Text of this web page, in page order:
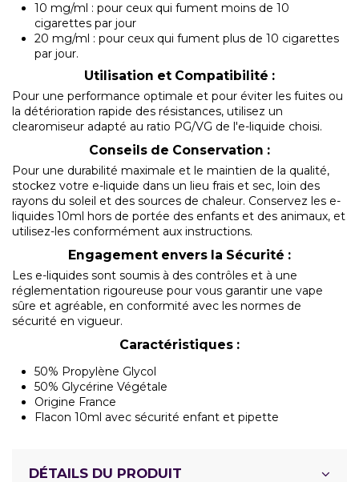
10 mg/ml : pour ceux qui fument moins de 10
cigarettes par jour
20 mg/ml : pour ceux qui fument plus de 10 cigarettes
par jour.
Utilisation et Compatibilité :
Pour une performance optimale et pour éviter les fuites ou
la détérioration rapide des résistances, utilisez un
clearomiseur adapté au ratio PG/VG de l'e-liquide choisi.
Conseils de Conservation :
Pour une durabilité maximale et le maintien de la qualité,
stockez votre e-liquide dans un lieu frais et sec, loin des
rayons du soleil et des sources de chaleur. Conservez les e-
liquides 10ml hors de portée des enfants et des animaux, et
utilisez-les conformément aux instructions.
Engagement envers la Sécurité :
Les e-liquides sont soumis à des contrôles et à une
réglementation rigoureuse pour vous garantir une vape
sûre et agréable, en conformité avec les normes de
sécurité en vigueur.
Caractéristiques :
50% Propylène Glycol
50% Glycérine Végétale
Origine France
Flacon 10ml avec sécurité enfant et pipette
DÉTAILS DU PRODUIT